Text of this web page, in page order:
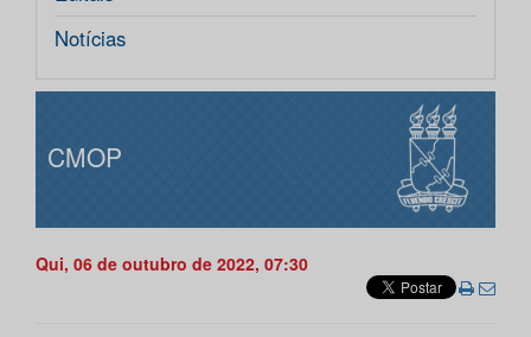
Notícias
CMOP
Qui, 06 de outubro de 2022, 07:30